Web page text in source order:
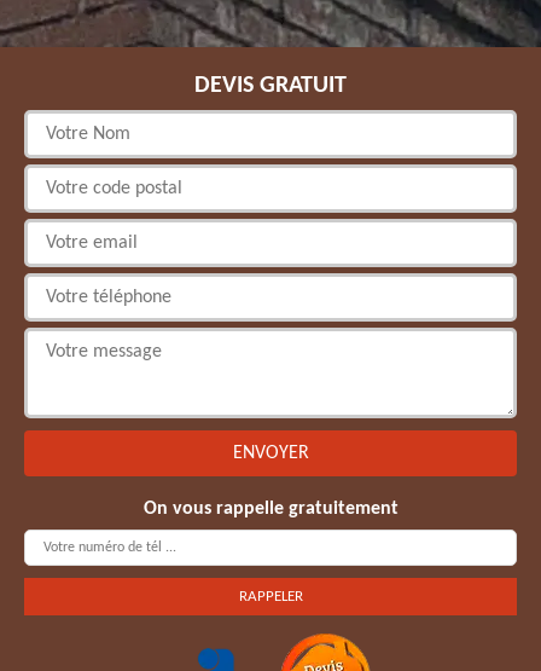
DEVIS GRATUIT
On vous rappelle gratuitement